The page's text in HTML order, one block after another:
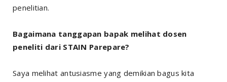
penelitian.
Bagaimana tanggapan bapak melihat dosen
peneliti dari STAIN Parepare?
Saya melihat antusiasme yang demikian bagus kita